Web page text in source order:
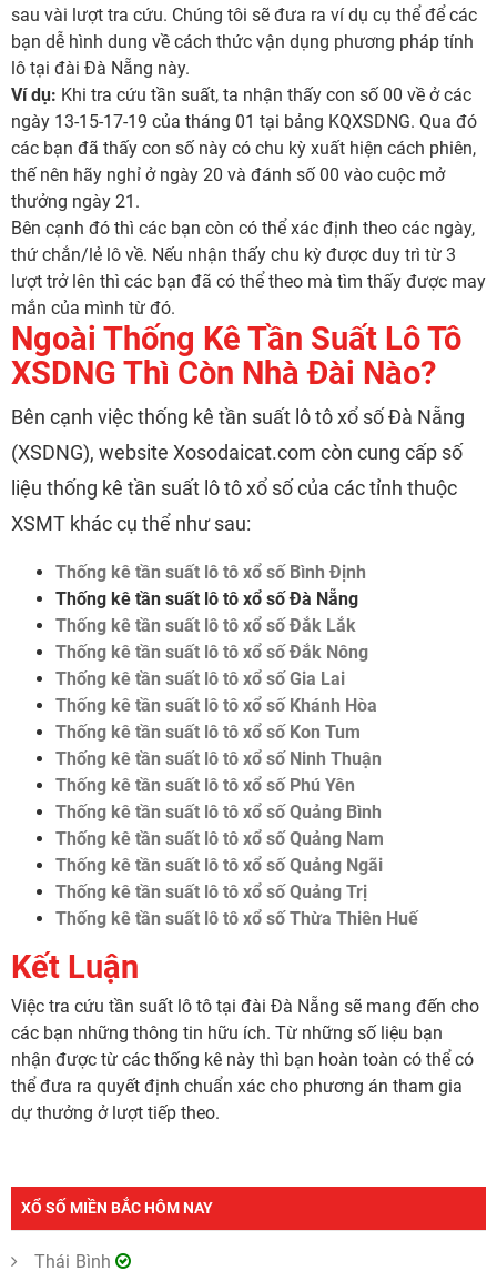
XỔ SỐ MIỀN BẮC HÔM NAY
Thái Bình
sau vài lượt tra cứu. Chúng tôi sẽ đưa ra ví dụ cụ thể để các
bạn dễ hình dung về cách thức vận dụng phương pháp tính
lô tại đài Đà Nẵng này.
Ví dụ: Khi tra cứu tần suất, ta nhận thấy con số 00 về ở các
ngày 13-15-17-19 của tháng 01 tại bảng KQXSDNG. Qua đó
các bạn đã thấy con số này có chu kỳ xuất hiện cách phiên,
thế nên hãy nghỉ ở ngày 20 và đánh số 00 vào cuộc mở
thưởng ngày 21.
Bên cạnh đó thì các bạn còn có thể xác định theo các ngày,
thứ chắn/lẻ lô về. Nếu nhận thấy chu kỳ được duy trì từ 3
lượt trở lên thì các bạn đã có thể theo mà tìm thấy được may
mắn của mình từ đó.
Ngoài Thống Kê Tần Suất Lô Tô
XSDNG Thì Còn Nhà Đài Nào?
Bên cạnh việc thống kê tần suất lô tô xổ số Đà Nẵng
(XSDNG), website Xosodaicat.com còn cung cấp số
liệu thống kê tần suất lô tô xổ số của các tỉnh thuộc
XSMT khác cụ thể như sau:
Thống kê tần suất lô tô xổ số Bình Định
Thống kê tần suất lô tô xổ số Đà Nẵng
Thống kê tần suất lô tô xổ số Đắk Lắk
Thống kê tần suất lô tô xổ số Đắk Nông
Thống kê tần suất lô tô xổ số Gia Lai
Thống kê tần suất lô tô xổ số Khánh Hòa
Thống kê tần suất lô tô xổ số Kon Tum
Thống kê tần suất lô tô xổ số Ninh Thuận
Thống kê tần suất lô tô xổ số Phú Yên
Thống kê tần suất lô tô xổ số Quảng Bình
Thống kê tần suất lô tô xổ số Quảng Nam
Thống kê tần suất lô tô xổ số Quảng Ngãi
Thống kê tần suất lô tô xổ số Quảng Trị
Thống kê tần suất lô tô xổ số Thừa Thiên Huế
Kết Luận
Việc tra cứu tần suất lô tô tại đài Đà Nẵng sẽ mang đến cho
các bạn những thông tin hữu ích. Từ những số liệu bạn
nhận được từ các thống kê này thì bạn hoàn toàn có thể có
thể đưa ra quyết định chuẩn xác cho phương án tham gia
dự thưởng ở lượt tiếp theo.